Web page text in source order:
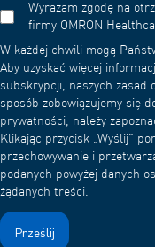
Wyrażam zgodę na
firmy OMRON
W każdej chwili mogą
Aby uzyskać więcej
subskrypcji, naszych zasad
sposób zobowiązujemy się
prywatności, należy
Klikając przycisk „Wyślij”
przechowywanie i
podanych powyżej danych
żądanych treści.